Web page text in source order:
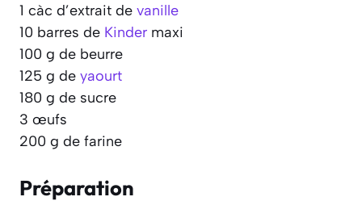
1 càc d’extrait de vanille
10 barres de Kinder maxi
100 g de beurre
125 g de yaourt
180 g de sucre
3 œufs
200 g de farine
Préparation